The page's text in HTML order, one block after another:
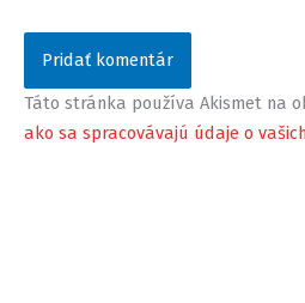
Táto stránka používa Akismet na
ako sa spracovávajú údaje o